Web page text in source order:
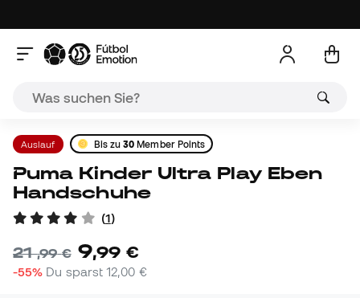
Auslauf Bis zu30 Member Points
Puma Kinder Ultra Play Eben
Handschuhe
(1)
21,99 € 9,99 €
-55% Du sparst12,00 €